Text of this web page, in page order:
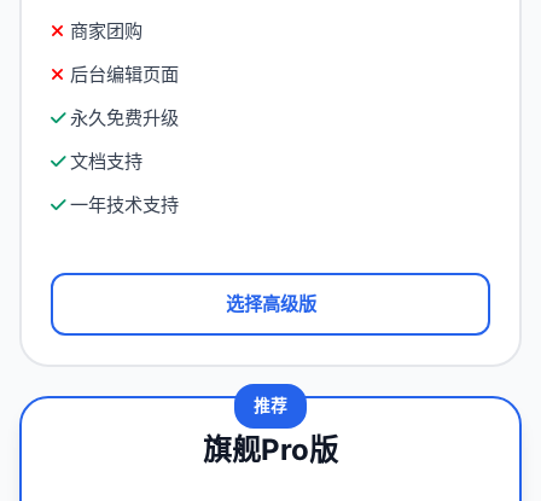
商家团购
后台编辑页面
永久免费升级
文档支持
一年技术支持
选择高级版
推荐
旗舰Pro版